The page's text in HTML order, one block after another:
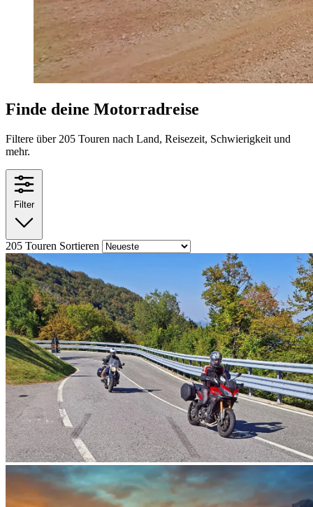
Finde deine Motorradreise
Filtere über 205 Touren nach Land, Reisezeit, Schwierigkeit und
mehr.
Filter
205 Touren Sortieren